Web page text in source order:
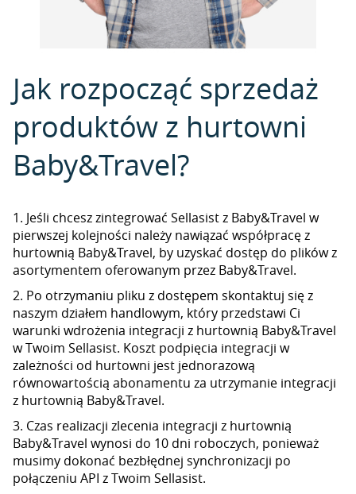
Jak rozpocząć sprzedaż
produktów z hurtowni
Baby&Travel?
1. Jeśli chcesz zintegrować Sellasist z Baby&Travel w
pierwszej kolejności należy nawiązać współpracę z
hurtownią Baby&Travel, by uzyskać dostęp do plików z
asortymentem oferowanym przez Baby&Travel.
2. Po otrzymaniu pliku z dostępem skontaktuj się z
naszym działem handlowym, który przedstawi Ci
warunki wdrożenia integracji z hurtownią Baby&Travel
w Twoim Sellasist. Koszt podpięcia integracji w
zależności od hurtowni jest jednorazową
równowartością abonamentu za utrzymanie integracji
z hurtownią Baby&Travel.
3. Czas realizacji zlecenia integracji z hurtownią
Baby&Travel wynosi do 10 dni roboczych, ponieważ
musimy dokonać bezbłędnej synchronizacji po
połączeniu API z Twoim Sellasist.